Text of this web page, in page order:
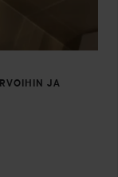
JA